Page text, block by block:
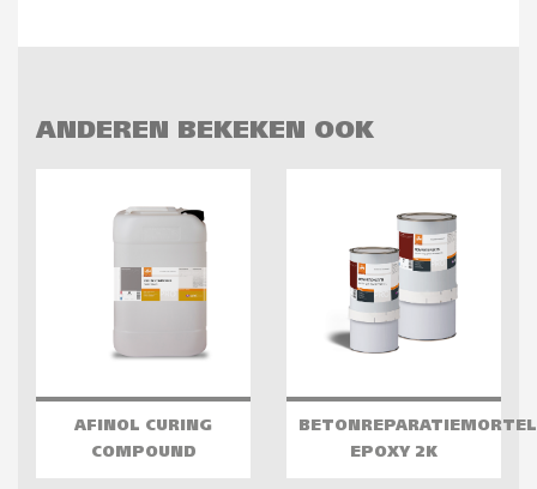
ANDEREN BEKEKEN OOK
AFINOL CURING
COMPOUND
BETONREPARATIEMORTEL
EPOXY 2K